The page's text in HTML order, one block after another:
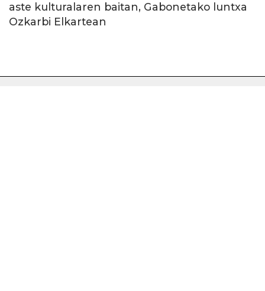
aste kulturalaren baitan, Gabonetako luntxa
Ozkarbi Elkartean